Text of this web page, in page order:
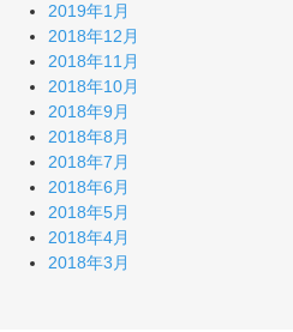
2019年1月
2018年12月
2018年11月
2018年10月
2018年9月
2018年8月
2018年7月
2018年6月
2018年5月
2018年4月
2018年3月